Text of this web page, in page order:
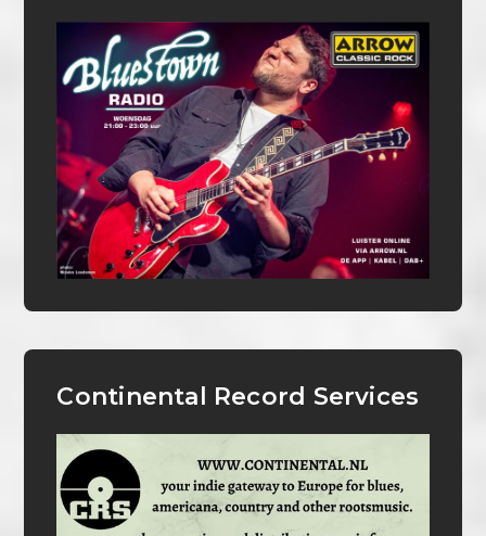
Continental Record Services